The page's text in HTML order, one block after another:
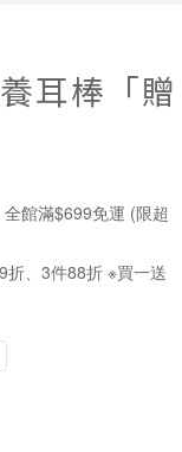
耳棒「贈
館滿$699免運 (限超
折、3件88折 ※買一送